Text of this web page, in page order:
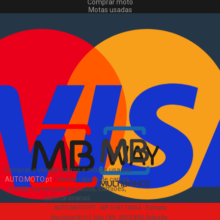
Comprar e vender carros e motas usadas
AUTO.MOTO.pt- Venda rápida de carros,
motas, comerciais, pesados, camiões,
autocaravanas
Comprar moto
Motas usadas
Comerciais usados
Vender comerciais
Informações
Como comprar e vender
Pacotes de anúncios
Verificar VIN e matrícula
Sitemap
EN
Sobre Nós
AUTO.MOTO.PT · NIF 518174034 · Estrada
Nacional N10-1 loja 189, 2815-892 Sobreda,